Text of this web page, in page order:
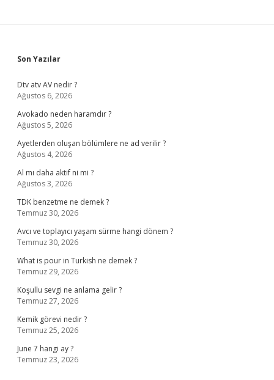
Sidebar
Son Yazılar
Dtv atv AV nedir ?
Ağustos 6, 2026
Avokado neden haramdır ?
Ağustos 5, 2026
Ayetlerden oluşan bölümlere ne ad verilir ?
Ağustos 4, 2026
Al mı daha aktif ni mi ?
Ağustos 3, 2026
TDK benzetme ne demek ?
Temmuz 30, 2026
Avcı ve toplayıcı yaşam sürme hangi dönem ?
Temmuz 30, 2026
What is pour in Turkish ne demek ?
Temmuz 29, 2026
Koşullu sevgi ne anlama gelir ?
Temmuz 27, 2026
Kemik görevi nedir ?
Temmuz 25, 2026
June 7 hangi ay ?
Temmuz 23, 2026